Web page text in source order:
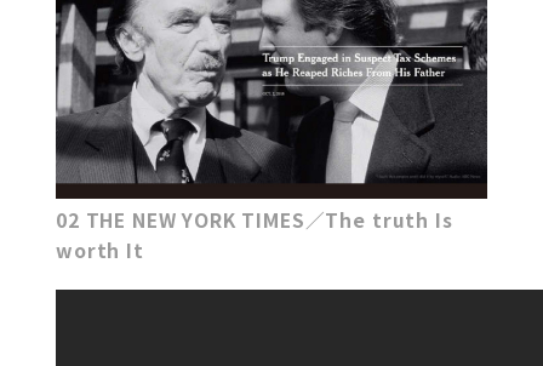
02 THE NEW YORK TIMES／The truth Is
worth It